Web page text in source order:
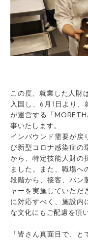
この度、就業した人財
入国し、6月1日より
が運営する「
事いたします。
インバウンド需要が戻
び新型コロナ感染症の
から、特定技能人財の
ました。また、職場へ
段階から、接客、パン
ャーを実施していただ
に対応すべく、施設内
な文化にもご配慮を頂
「皆さん真面目で、